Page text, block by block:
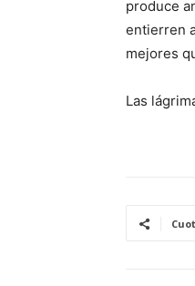
produce
entierren
mejores
Las